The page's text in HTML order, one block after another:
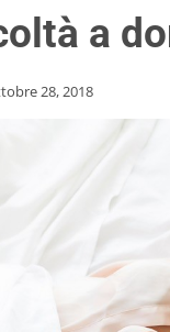
a
28, 2018